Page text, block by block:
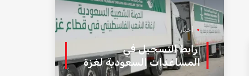
أخبار
رابط التسجيل في
المساعدات السعودية لغزة